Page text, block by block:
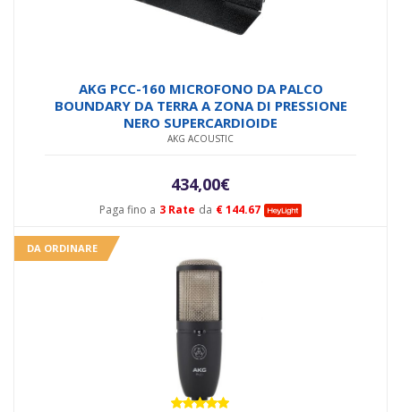
Paga fino a 3 Rate da € 144.67
AKG PCC-160 MICROFONO DA PALCO
BOUNDARY DA TERRA A ZONA DI PRESSIONE
NERO SUPERCARDIOIDE
AKG ACOUSTIC
434,00€
DA ORDINARE